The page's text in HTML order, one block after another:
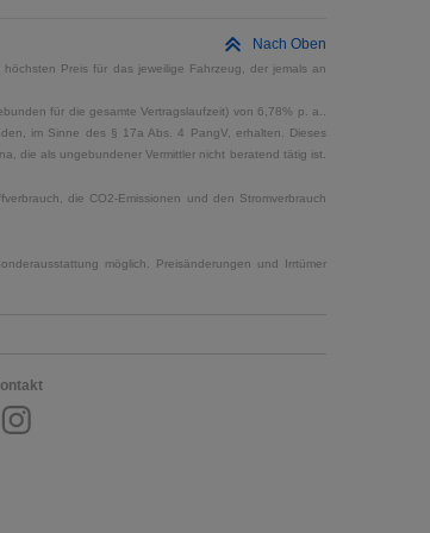
Nach Oben
Preis für das jeweilige Fahrzeug, der jemals an
für die gesamte Vertragslaufzeit) von 6,78% p. a..
im Sinne des § 17a Abs. 4 PangV, erhalten. Dieses
die als ungebundener Vermittler nicht beratend tätig ist.
die CO2-Emissionen und den Stromverbrauch
möglich. Preisänderungen und Irrtümer